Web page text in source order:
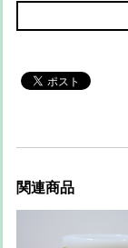
関連商品